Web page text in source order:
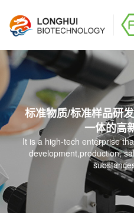
标准物质/标准样品研
一体的高
It is a high-tech enterprise
development,production,